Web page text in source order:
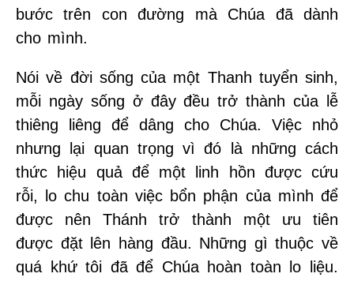
bước trên con đường mà Chúa đã dành
cho mình.
Nói về đời sống của một Thanh tuyển sinh,
mỗi ngày sống ở đây đều trở thành của lễ
thiêng liêng để dâng cho Chúa. Việc nhỏ
nhưng lại quan trọng vì đó là những cách
thức hiệu quả để một linh hồn được cứu
rỗi, lo chu toàn việc bổn phận của mình để
được nên Thánh trở thành một ưu tiên
được đặt lên hàng đầu. Những gì thuộc về
quá khứ tôi đã để Chúa hoàn toàn lo liệu.